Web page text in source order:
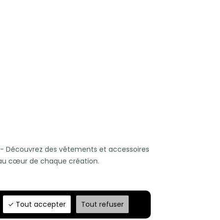
- Découvrez des vêtements et accessoires
cœur de chaque création.
Tout accepter Tout refuser